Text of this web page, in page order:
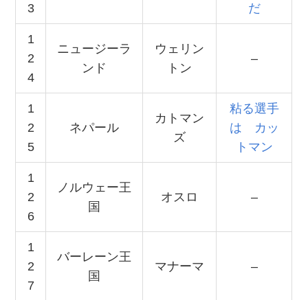
3
だ
1
2
4
ニュージーラ
ンド
ウェリン
トン
–
1
2
5
ネパール
カトマン
ズ
粘る選手
は カッ
トマン
1
2
6
ノルウェー王
国
オスロ –
1
2
7
バーレーン王
国
マナーマ –